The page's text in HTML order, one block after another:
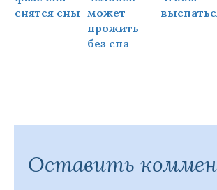
снятся сны может
прожить
без сна
Оставить